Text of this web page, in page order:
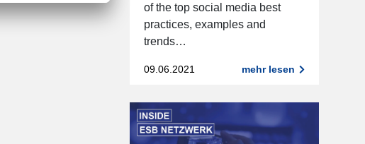
of the top social media best
practices, examples and
trends…
09.06.2021 mehr lesen